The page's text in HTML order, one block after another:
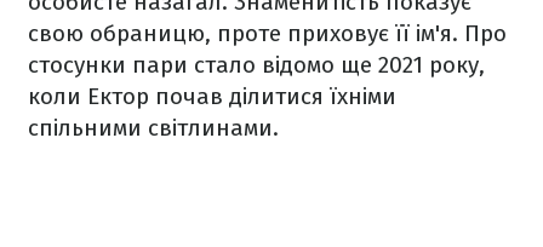
свою обраницю, проте приховує її ім'я. Про
стосунки пари стало відомо ще 2021 року,
коли Ектор почав ділитися їхніми
спільними світлинами.